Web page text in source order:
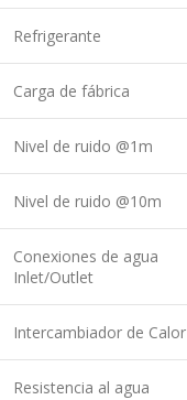
Refrigerante
Carga de fábrica
Nivel de ruido @1m
Nivel de ruido @10m
Conexiones de agua
Inlet/Outlet
Intercambiador de Calor
Resistencia al agua